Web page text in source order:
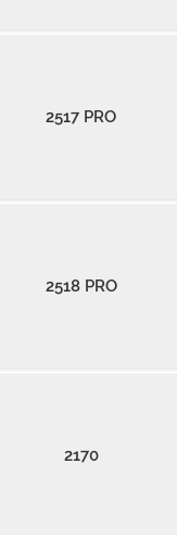
2517 PRO
2518 PRO
2170